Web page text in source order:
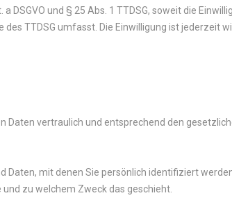
und § 25 Abs. 1 TTDSG, soweit die
TTDSG umfasst. Die Einwilligung ist jederzeit
Daten vertraulich und entsprechend den
mit denen Sie persönlich identifiziert
zu welchem Zweck das geschieht.